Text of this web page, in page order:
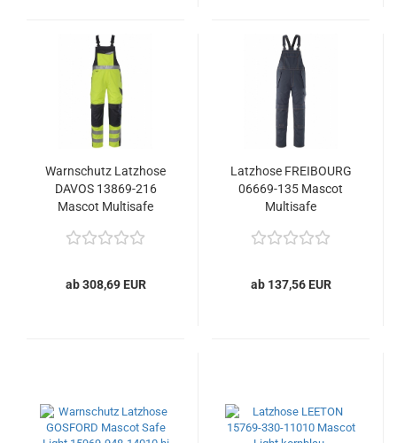
Warnschutz Latzhose
DAVOS 13869-216
Mascot Multisafe
ab 308,69 EUR
Latzhose FREIBOURG
06669-135 Mascot
Multisafe
ab 137,56 EUR